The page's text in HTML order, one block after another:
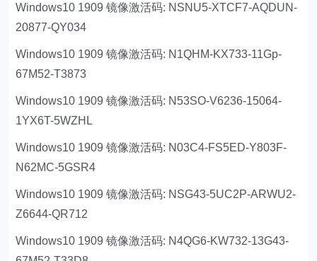
Windows10 1909 镜像激活码: NSNU5-XTCF7-AQDUN-
20877-QY034
Windows10 1909 镜像激活码: N1QHM-KX733-11Gp-
67M52-T3873
Windows10 1909 镜像激活码: N53SO-V6236-15064-
1YX6T-5WZHL
Windows10 1909 镜像激活码: N03C4-FS5ED-Y803F-
N62MC-5GSR4
Windows10 1909 镜像激活码: NSG43-5UC2P-ARWU2-
Z6644-QR712
Windows10 1909 镜像激活码: N4QG6-KW732-13G43-